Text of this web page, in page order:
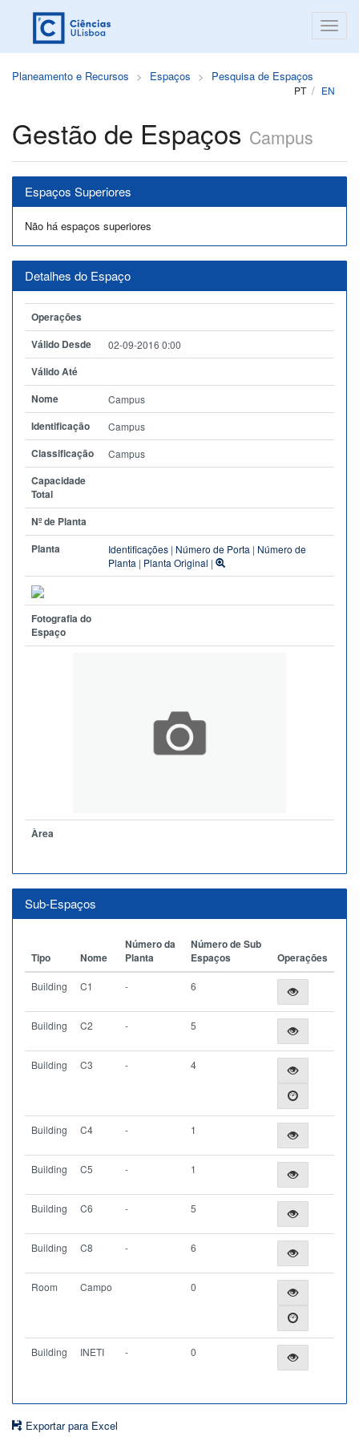
Planeamento e Recursos Espaços Pesquisa de Espaços
PT EN
Gestão de Espaços Campus
Espaços Superiores
Não há espaços superiores
Detalhes do Espaço
Operações
Válido Desde
02-09-2016 0:00
Válido Até
Nome
Campus
Identificação Campus
Classificação Campus
Capacidade
Total
Nº de Planta
Planta
Identificações | Número de Porta | Número de
Planta | Planta Original |
Fotografia do
Espaço
Àrea
Sub-Espaços
Tipo Nome
Número da
Planta
Número de Sub
Espaços
Operações
Building C1 - 6
Building C2 - 5
Building C3 - 4
Building C4 - 1
Building C5 - 1
Building C6 - 5
Building C8 - 6
Room Campo 0
Building INETI - 0
Exportar para Excel